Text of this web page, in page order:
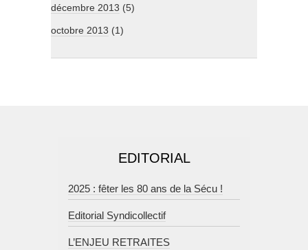
décembre 2013 (5)
octobre 2013 (1)
EDITORIAL
2025 : fêter les 80 ans de la Sécu !
Editorial Syndicollectif
L’ENJEU RETRAITES